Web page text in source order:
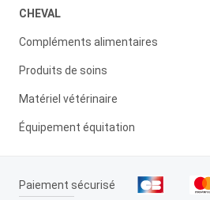
CHEVAL
Compléments alimentaires
Produits de soins
Matériel vétérinaire
Équipement équitation
Paiement sécurisé